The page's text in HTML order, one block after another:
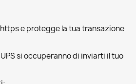
e protegge la tua transazione
si occuperanno di inviarti il tuo